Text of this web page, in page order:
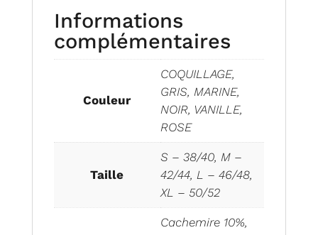
Informations
complémentaires
Couleur
COQUILLAGE,
GRIS, MARINE,
NOIR, VANILLE,
ROSE
Taille
S – 38/40, M –
42/44, L – 46/48,
XL – 50/52
Cachemire 10%,